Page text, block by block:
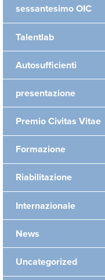
sessantesimo OIC
Talentlab
Autosufficienti
presentazione
Premio Civitas Vitae
Formazione
Riabilitazione
Internazionale
News
Uncategorized